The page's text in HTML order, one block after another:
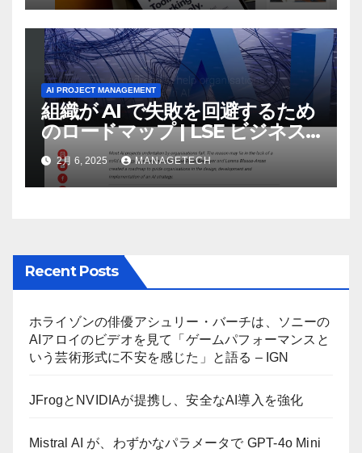
AI PROJECT MANAGEMENT
組織が AI で失敗を回避するため
のロードマップ | LSE ビジネス
レビュー
2月 6, 2025 MANAGETECH
Recent Posts
ホライゾンの俳優アシュリー・バーチは、ソニーの
AIアロイのビデオを見て「ゲームパフォーマンスと
いう芸術形式に不安を感じた」と語る – IGN
JFrogとNVIDIAが提携し、安全なAI導入を強化
Mistral AI が、わずかなパラメータで GPT-4o Mini